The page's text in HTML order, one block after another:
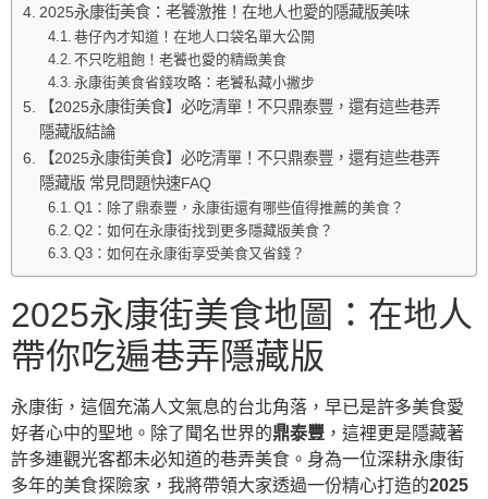
2025永康街美食：老饕激推！在地人也愛的隱藏版美味
巷仔內才知道！在地人口袋名單大公開
不只吃粗飽！老饕也愛的精緻美食
永康街美食省錢攻略：老饕私藏小撇步
【2025永康街美食】必吃清單！不只鼎泰豐，還有這些巷弄
隱藏版結論
【2025永康街美食】必吃清單！不只鼎泰豐，還有這些巷弄
隱藏版 常見問題快速FAQ
Q1：除了鼎泰豐，永康街還有哪些值得推薦的美食？
Q2：如何在永康街找到更多隱藏版美食？
Q3：如何在永康街享受美食又省錢？
2025永康街美食地圖：在地人
帶你吃遍巷弄隱藏版
永康街，這個充滿人文氣息的台北角落，早已是許多美食愛
好者心中的聖地。除了聞名世界的鼎泰豐 ，這裡更是隱藏著
許多連觀光客都未必知道的巷弄美食。身為一位深耕永康街
多年的美食探險家，我將帶領大家透過一份精心打造的2025